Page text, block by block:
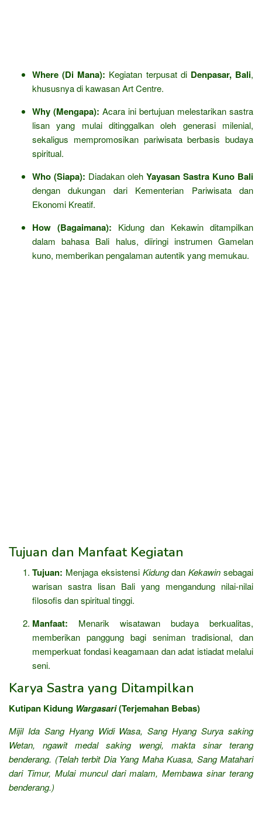
Where (Di Mana): Kegiatan terpusat di Denpasar, Bali,
khususnya di kawasan Art Centre.
Why (Mengapa): Acara ini bertujuan melestarikan sastra
lisan yang mulai ditinggalkan oleh generasi milenial,
sekaligus mempromosikan pariwisata berbasis budaya
spiritual.
Who (Siapa): Diadakan oleh Yayasan Sastra Kuno Bali
dengan dukungan dari Kementerian Pariwisata dan
Ekonomi Kreatif.
How (Bagaimana): Kidung dan Kekawin ditampilkan
dalam bahasa Bali halus, diiringi instrumen Gamelan
kuno, memberikan pengalaman autentik yang memukau.
Tujuan dan Manfaat Kegiatan
Tujuan: Menjaga eksistensi KidungdanKekawin sebagai
warisan sastra lisan Bali yang mengandung nilai-nilai
filosofis dan spiritual tinggi.
Manfaat: Menarik wisatawan budaya berkualitas,
memberikan panggung bagi seniman tradisional, dan
memperkuat fondasi keagamaan dan adat istiadat melalui
seni.
Karya Sastra yang Ditampilkan
Kutipan Kidung Wargasari(Terjemahan Bebas)
Mijil Ida Sang Hyang Widi Wasa, Sang Hyang Surya saking
Wetan,
ngawit medal saking wengi,
makta sinar terang
benderang. (Telah terbit Dia Yang Maha Kuasa, Sang Matahari
dari Timur, Mulai muncul dari malam, Membawa sinar terang
benderang.)